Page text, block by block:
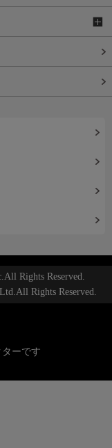
Rights Reserved.
Rights Reserved.
ーです